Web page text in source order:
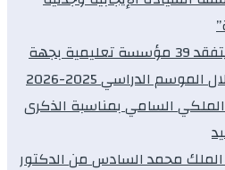
الدكتور نوفل كديلي يتفقد 39 مؤسسة تعليمية بجهة
الدراسي 2025-2026
السامي بمناسبة الذكرى
الملك محمد السادس من الدكتور